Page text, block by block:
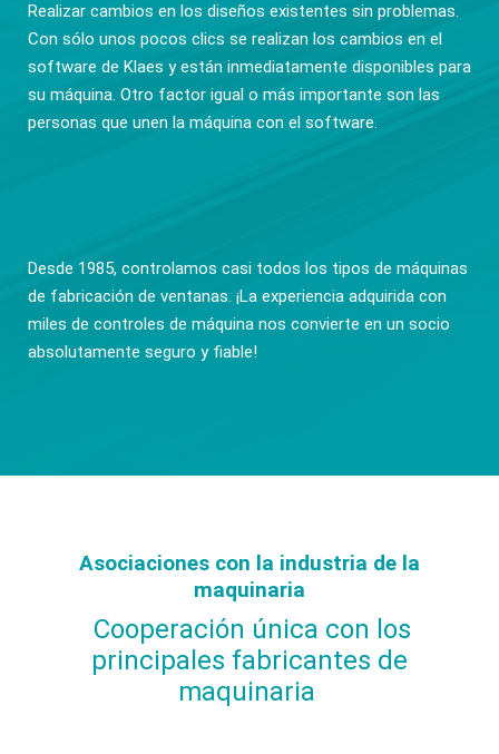
Realizar cambios en los diseños existentes sin problemas.
Con sólo unos pocos clics se realizan los cambios en el
software de Klaes y están inmediatamente disponibles para
su máquina. Otro factor igual o más importante son las
personas que unen la máquina con el software.
Desde 1985, controlamos casi todos los tipos de máquinas
de fabricación de ventanas. ¡La experiencia adquirida con
miles de controles de máquina nos convierte en un socio
absolutamente seguro y fiable!
Asociaciones con la industria de la
maquinaria
Cooperación única con los
principales fabricantes de
maquinaria